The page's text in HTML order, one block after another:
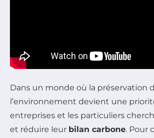
Dans un monde où la préservation
l’environnement devient une
entreprises et les particuliers
et réduire leur bilan carbone. Pour